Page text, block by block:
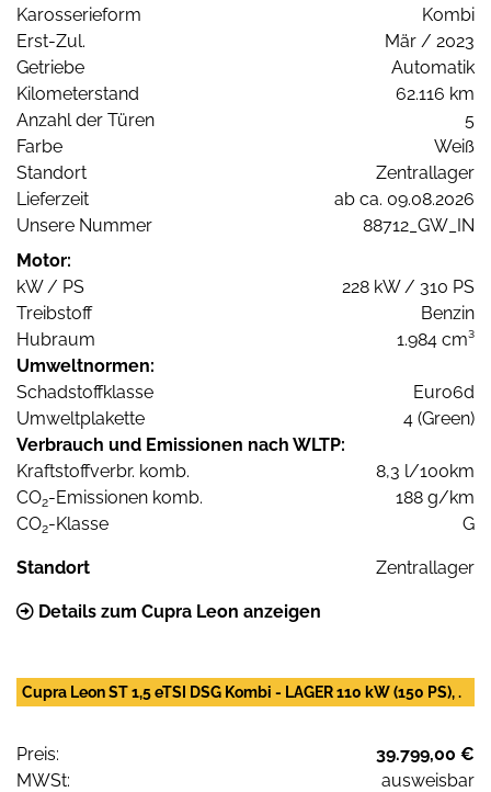
Karosserieform
Kombi
Erst-Zul.
Mär / 2023
Getriebe
Automatik
Kilometerstand
62.116 km
Anzahl der Türen
5
Farbe
Weiß
Standort
Zentrallager
Lieferzeit
ab ca. 09.08.2026
Unsere Nummer
88712_GW_IN
Motor:
kW / PS
228 kW / 310 PS
Treibstoff
Benzin
Hubraum
1.984 cm³
Umweltnormen:
Schadstoffklasse
Euro6d
Umweltplakette
4 (Green)
Verbrauch und Emissionen nach WLTP:
Kraftstoffverbr. komb.
8,3 l/100km
CO2-Emissionen komb.
188 g/km
CO2-Klasse G
Standort Zentrallager
Details zum Cupra Leon anzeigen
Cupra Leon ST 1,5 eTSI DSG Kombi - LAGER 110 kW (150 PS), .
Preis:
39.799,00 €
MWSt:
ausweisbar